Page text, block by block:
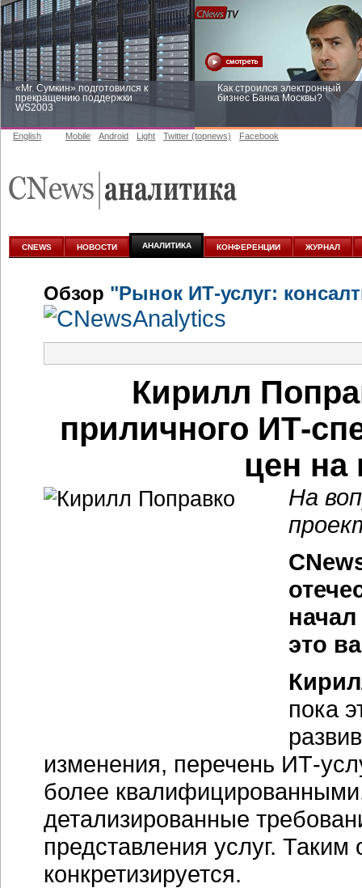
«Mr. Сумкин» подготовился к
прекращению поддержки
WS2003
Как строился электронный
бизнес Банка Москвы?
аналитике
English Mobile Android Light Twitter (topnews) Facebook
CNEWS НОВОСТИ АНАЛИТИКА КОНФЕРЕНЦИИ ЖУРНАЛ
Обзор "Рынок ИТ-услуг:
Кирилл
приличного ИТ-
цен на
На
это
пока
изменения, перечень ИТ-
более
детализированные
представления услуг.
конкретизируется.